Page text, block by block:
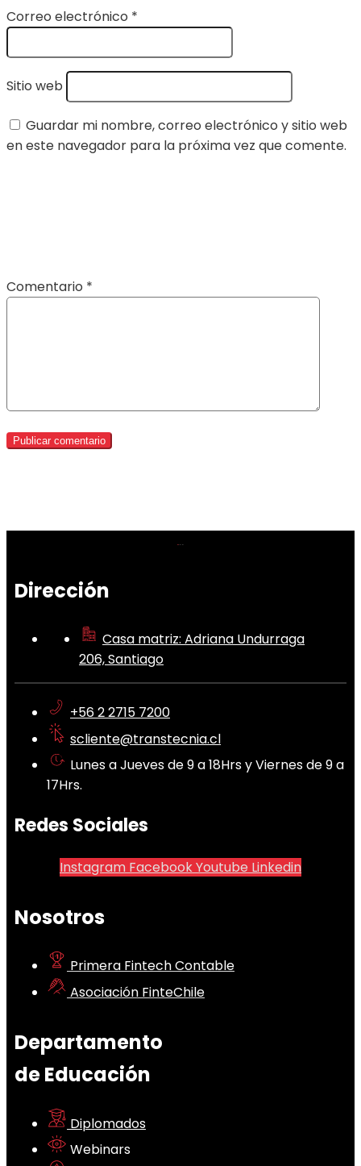
Correo electrónico *
Sitio web
Guardar mi nombre, correo electrónico y sitio web
en este navegador para la próxima vez que comente.
Comentario *
Dirección
Casa matriz: Adriana Undurraga
206, Santiago
+56 2 2715 7200
scliente@transtecnia.cl
Lunes a Jueves de 9 a 18Hrs y Viernes de 9 a
17Hrs.
Redes Sociales
Instagram FacebookYoutube Linkedin
Nosotros
Primera Fintech Contable
Asociación FinteChile
Departamento
de Educación
Diplomados
Webinars